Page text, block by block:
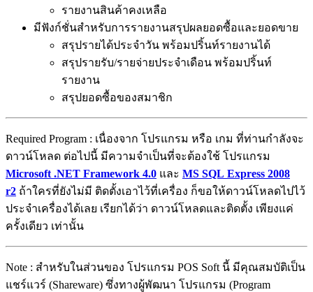
รายงานสินค้าคงเหลือ
มีฟังก์ชั่นสำหรับการรายงานสรุปผลยอดซื้อและยอดขาย
สรุปรายได้ประจำวัน พร้อมปริ้นท์รายงานได้
สรุปรายรับ/รายจ่ายประจำเดือน พร้อมปริ้นท์
รายงาน
สรุปยอดซื้อของสมาชิก
Required Program : เนื่องจาก โปรแกรม หรือ เกม ที่ท่านกำลังจะ
ดาวน์โหลด ต่อไปนี้ มีความจำเป็นที่จะต้องใช้ โปรแกรม
Microsoft .NET Framework 4.0 และ MS SQL Express 2008
r2 ถ้าใครที่ยังไม่มี ติดตั้งเอาไว้ที่เครื่อง ก็ขอให้ดาวน์โหลดไปไว้
ประจำเครื่องได้เลย เรียกได้ว่า ดาวน์โหลดและติดตั้ง เพียงแค่
ครั้งเดียว เท่านั้น
Note : สำหรับในส่วนของ โปรแกรม POS Soft นี้ มีคุณสมบัติเป็น
แชร์แวร์ (Shareware) ซึ่งทางผู้พัฒนา โปรแกรม (Program